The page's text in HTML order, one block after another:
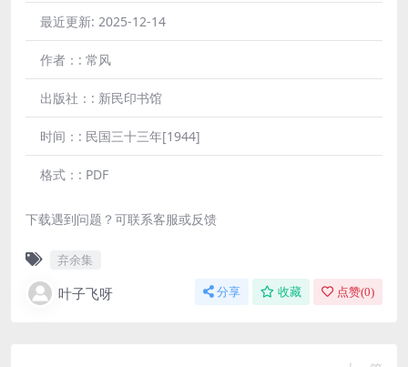
最近更新: 2025-12-14
作者：: 常风
出版社：: 新民印书馆
时间：: 民国三十三年[1944]
格式：: PDF
下载遇到问题？可联系客服或反馈
弃余集
叶子飞呀 分享 收藏 点赞(0)